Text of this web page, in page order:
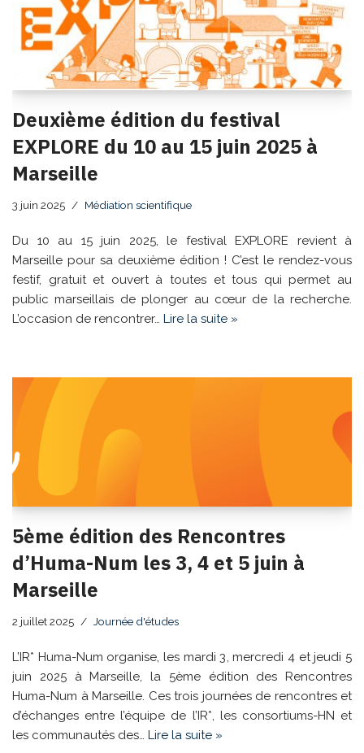
Deuxième édition du festival
EXPLORE du 10 au 15 juin 2025 à
Marseille
3 juin 2025 Médiation scientifique
Du 10 au 15 juin 2025, le festival EXPLORE revient à
Marseille pour sa deuxième édition ! C’est le rendez-vous
festif, gratuit et ouvert à toutes et tous qui permet au
public marseillais de plonger au cœur de la recherche.
L’occasion de rencontrer… Lire la suite »
5ème édition des Rencontres
d’Huma-Num les 3, 4 et 5 juin à
Marseille
2 juillet 2025 Journée d'études
L’IR* Huma-Num organise, les mardi 3, mercredi 4 et jeudi 5
juin 2025 à Marseille, la 5ème édition des Rencontres
Huma-Num à Marseille. Ces trois journées de rencontres et
d’échanges entre l’équipe de l’IR*, les consortiums-HN et
les communautés des… Lire la suite »